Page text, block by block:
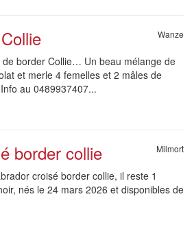
Wanze
de border Collie… Un beau mélange de
et merle 4 femelles et 2 mâles de
au 0489937407...
border collie Milmort
croisé border collie, il reste 1
nés le 24 mars 2026 et disponibles de